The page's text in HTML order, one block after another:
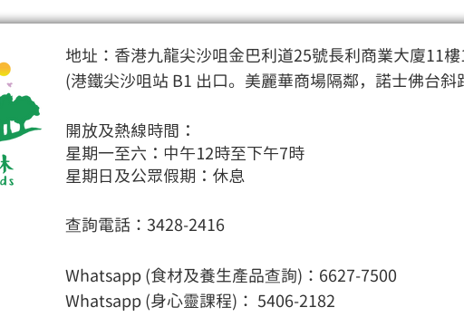
地址：香港九龍尖沙咀金巴利道25號長利商業大廈11
(港鐵尖沙咀站 B1 出口。美麗華商場隔鄰，諾士佛台斜
開放及熱線時間：
星期一至六：中午12時至下午7時
星期日及公眾假期：休息
查詢電話：3428-2416
Whatsapp (食材及養生產品查詢)：6627-7500
Whatsapp (身心靈課程)： 5406-2182